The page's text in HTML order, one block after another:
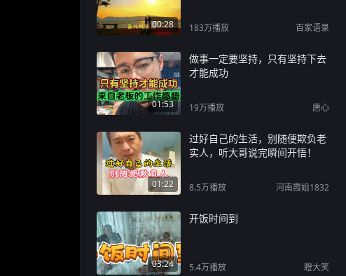
00:28 183万播放 百家语录
01:53
做事一定要坚持，只有坚持下去
才能成功
19万播放 唐心
01:22
过好自己的生活，别随便欺负老
实人，听大哥说完瞬间开悟！
8.5万播放 河南霞姐1832
03:24
开饭时间到
5.4万播放 瞪大笑